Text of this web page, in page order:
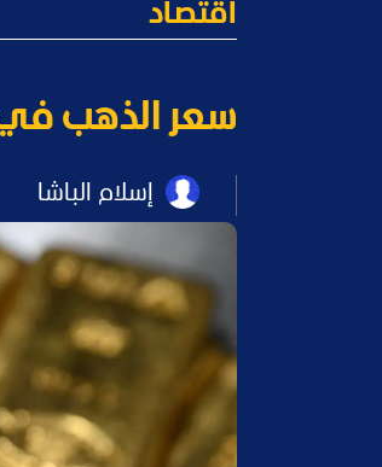
اقتصاد
سعر الذهب في الأردن
إسلام الباشا